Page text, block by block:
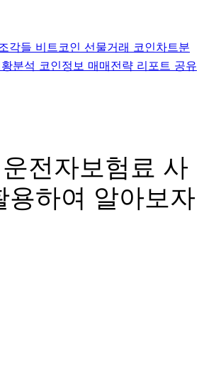
각들 비트코인 선물거래 코인차트분
분석 코인정보 매매전략 리포트 공유
전자보험료 사
용하여 알아보자